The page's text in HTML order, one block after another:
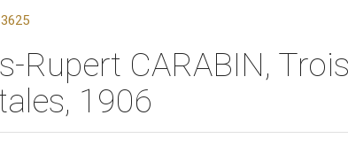
Rupert CARABIN,
1906